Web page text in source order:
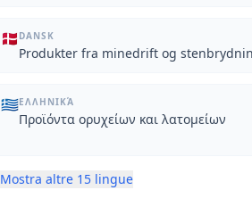
🇩🇰 DANSK
Produkter fra minedrift og
🇬🇷ΕΛΛΗΝΙΚΆ
Προϊόντα ορυχείων και λατομείων
Mostra altre 15 lingue